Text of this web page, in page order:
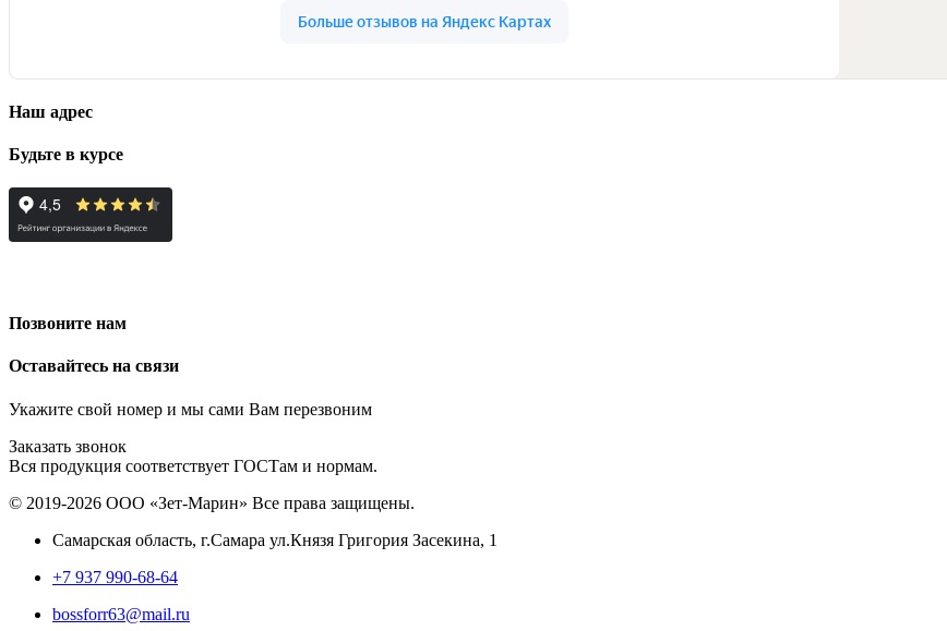
Наш адрес
Будьте в курсе
Позвоните нам
Оставайтесь на связи
Укажите свой номер и мы сами Вам перезвоним
Заказать звонок
Вся продукция соответствует ГОСТам и нормам.
© 2019-2026 ООО «Зет-Марин» Все права защищены.
Самарская область, г.Самара ул.Князя Григория Засекина, 1
+7 937 990-68-64
bossforr63@mail.ru